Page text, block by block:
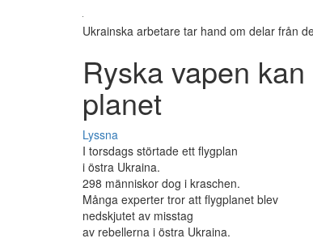
Ukrainska arbetare tar hand om delar från
Ryska vapen
planet
Lyssna
I torsdags störtade ett flygplan
i östra Ukraina.
298 människor dog i kraschen.
Många experter tror att flygplanet blev
nedskjutet av misstag
av rebellerna i östra Ukraina.